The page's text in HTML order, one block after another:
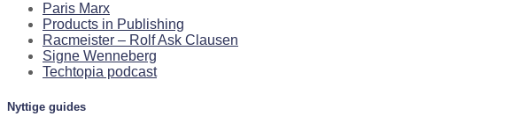
Paris Marx
Products in Publishing
Racmeister – Rolf Ask Clausen
Signe Wenneberg
Techtopia podcast
Nyttige guides